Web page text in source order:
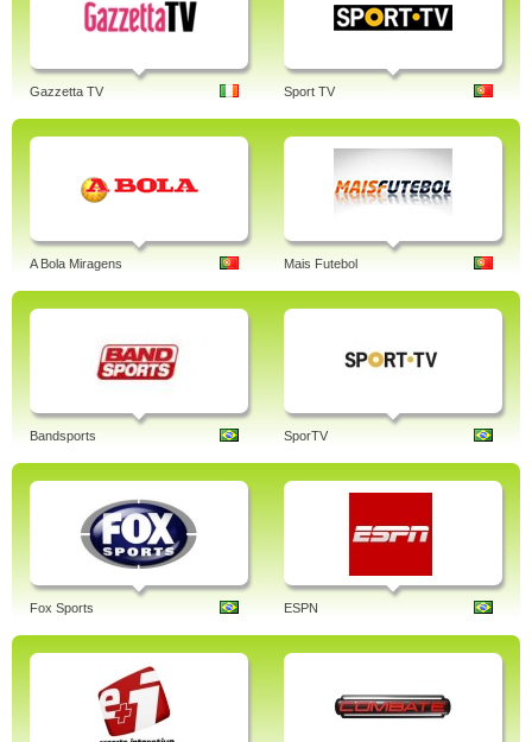
Gazzetta TV Sport TV
A Bola Miragens Mais Futebol
Bandsports SporTV
Fox Sports ESPN